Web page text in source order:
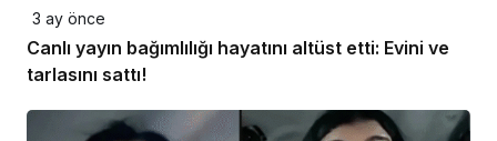
3 ay önce
Canlı yayın bağımlılığı hayatını altüst etti: Evini ve
tarlasını sattı!